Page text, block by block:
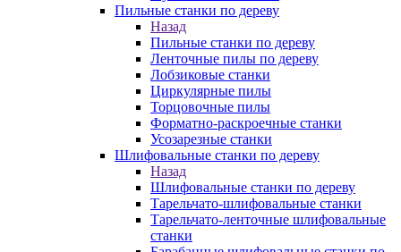
Пильные станки по дереву
Назад
Пильные станки по дереву
Ленточные пилы по дереву
Лобзиковые станки
Циркулярные пилы
Торцовочные пилы
Форматно-раскроечные станки
Усозарезные станки
Шлифовальные станки по дереву
Назад
Шлифовальные станки по дереву
Тарельчато-шлифовальные станки
Тарельчато-ленточные шлифовальные
станки